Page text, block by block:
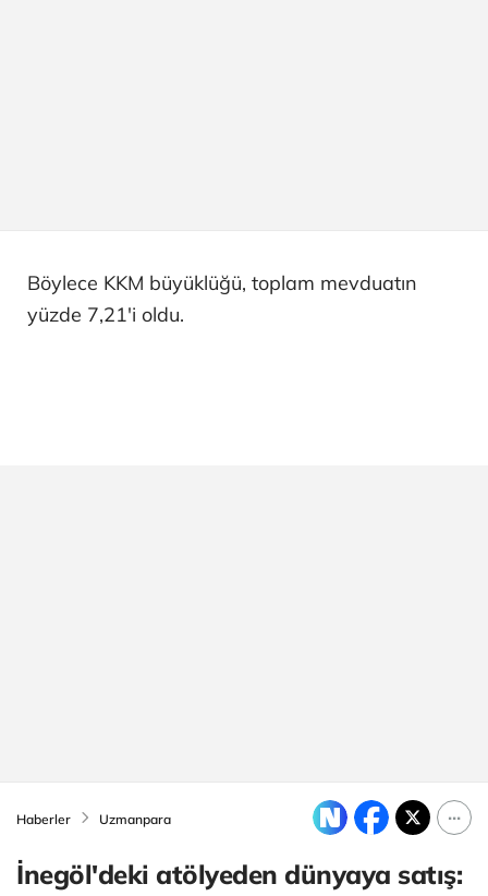
Böylece KKM büyüklüğü, toplam mevduatın
yüzde 7,21'i oldu.
Haberler Uzmanpara
İnegöl'deki atölyeden dünyaya satış: